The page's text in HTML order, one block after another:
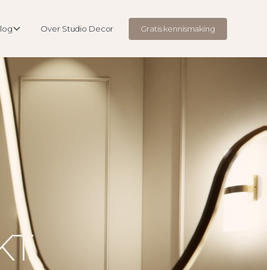
Over Studio Decor Gratis kennismaking